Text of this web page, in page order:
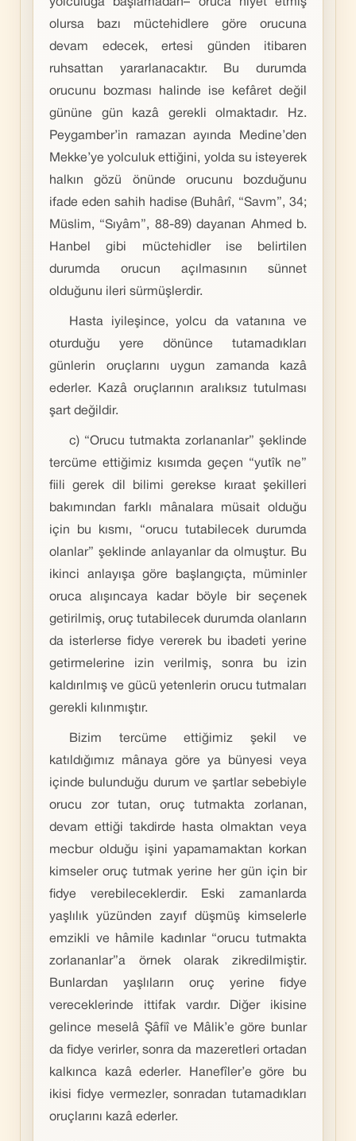
yolculuğa başlamadan– oruca niyet etmiş
olursa bazı müctehidlere göre orucuna
devam edecek, ertesi günden itibaren
ruhsattan yararlanacaktır. Bu durumda
orucunu bozması halinde ise kefâret değil
gününe gün kazâ gerekli olmaktadır. Hz.
Peygamber’in ramazan ayında Medine’den
Mekke’ye yolculuk ettiğini, yolda su isteyerek
halkın gözü önünde orucunu bozduğunu
ifade eden sahih hadise (Buhârî, “Savm”, 34;
Müslim, “Sıyâm”, 88-89) dayanan Ahmed b.
Hanbel gibi müctehidler ise belirtilen
durumda orucun açılmasının sünnet
olduğunu ileri sürmüşlerdir.
Hasta iyileşince, yolcu da vatanına ve
oturduğu yere dönünce tutamadıkları
günlerin oruçlarını uygun zamanda kazâ
ederler. Kazâ oruçlarının aralıksız tutulması
şart değildir.
c) “Orucu tutmakta zorlananlar” şeklinde
tercüme ettiğimiz kısımda geçen “yutîk ne”
fiili gerek dil bilimi gerekse kıraat şekilleri
bakımından farklı mânalara müsait olduğu
için bu kısmı, “orucu tutabilecek durumda
olanlar” şeklinde anlayanlar da olmuştur. Bu
ikinci anlayışa göre başlangıçta, müminler
oruca alışıncaya kadar böyle bir seçenek
getirilmiş, oruç tutabilecek durumda olanların
da isterlerse fidye vererek bu ibadeti yerine
getirmelerine izin verilmiş, sonra bu izin
kaldırılmış ve gücü yetenlerin orucu tutmaları
gerekli kılınmıştır.
Bizim tercüme ettiğimiz şekil ve
katıldığımız mânaya göre ya bünyesi veya
içinde bulunduğu durum ve şartlar sebebiyle
orucu zor tutan, oruç tutmakta zorlanan,
devam ettiği takdirde hasta olmaktan veya
mecbur olduğu işini yapamamaktan korkan
kimseler oruç tutmak yerine her gün için bir
fidye verebileceklerdir. Eski zamanlarda
yaşlılık yüzünden zayıf düşmüş kimselerle
emzikli ve hâmile kadınlar “orucu tutmakta
zorlananlar”a örnek olarak zikredilmiştir.
Bunlardan yaşlıların oruç yerine fidye
vereceklerinde ittifak vardır. Diğer ikisine
gelince meselâ Şâfiî ve Mâlik’e göre bunlar
da fidye verirler, sonra da mazeretleri ortadan
kalkınca kazâ ederler. Hanefîler’e göre bu
ikisi fidye vermezler, sonradan tutamadıkları
oruçlarını kazâ ederler.